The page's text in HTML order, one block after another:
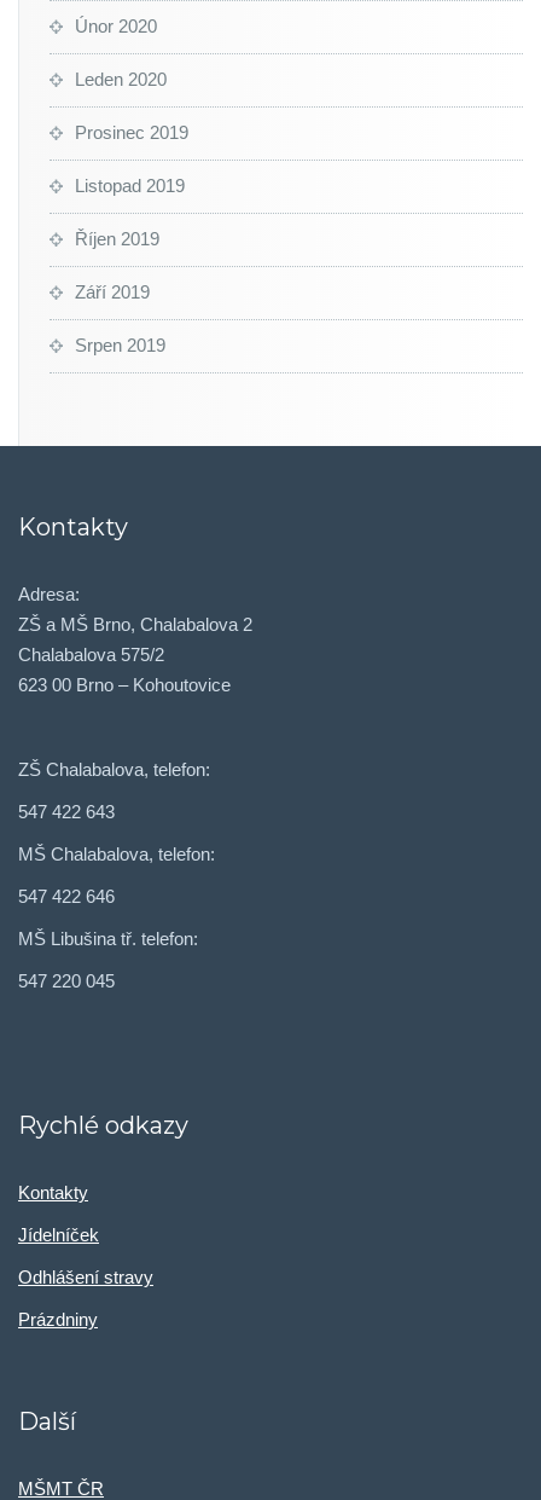
Únor 2020
Leden 2020
Prosinec 2019
Listopad 2019
Říjen 2019
Září 2019
Srpen 2019
Kontakty
Adresa:
ZŠ a MŠ Brno, Chalabalova 2
Chalabalova 575/2
623 00 Brno – Kohoutovice
ZŠ Chalabalova, telefon:
547 422 643
MŠ Chalabalova, telefon:
547 422 646
MŠ Libušina tř. telefon:
547 220 045
Rychlé odkazy
Kontakty
Jídelníček
Odhlášení stravy
Prázdniny
Další
MŠMT ČR